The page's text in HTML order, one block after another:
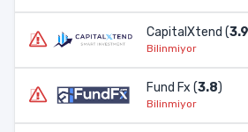
CapitalXtend (3.9
Bilinmiyor
Fund Fx (3.8)
Bilinmiyor